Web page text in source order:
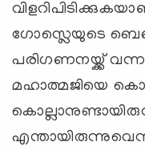
ഗോസ്ലെയുടെ
പരിഗണനയ്ക്ക്
മഹാത്മജിയെ